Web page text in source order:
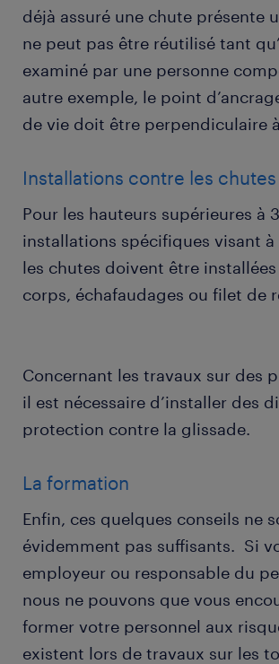
déjà assuré une chute présente
ne peut pas être réutilisé tant
examiné par une personne
autre exemple, le point
de vie doit être perpendiculaire
Installations contre les chutes
Pour les hauteurs supérieures à
installations spécifiques visant à
les chutes doivent être
corps, échafaudages ou filet de
Concernant les travaux sur des
il est nécessaire d’installer des
protection contre la glissade.
La formation
Enfin, ces quelques conseils ne
évidemment pas suffisants. Si
employeur ou responsable du
nous ne pouvons que vous
former votre personnel aux
existent lors de travaux sur les